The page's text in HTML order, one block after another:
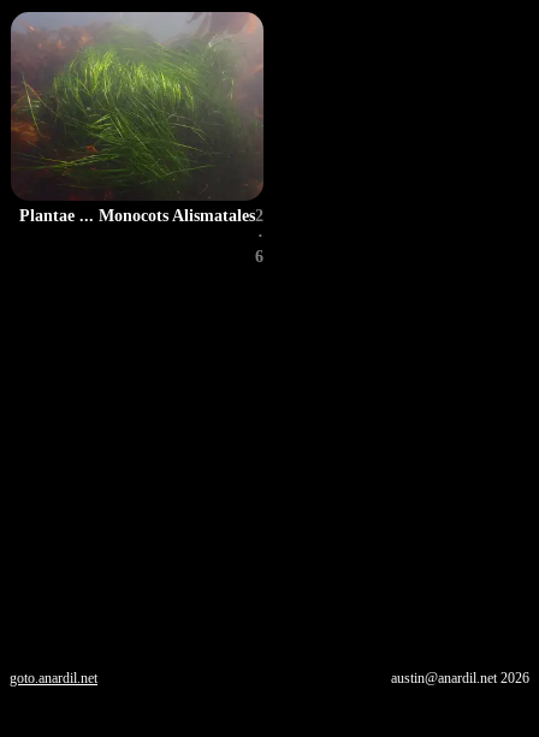
Plantae ... Monocots Alismatales2
·
6
goto.anardil.net austin@anardil.net2026